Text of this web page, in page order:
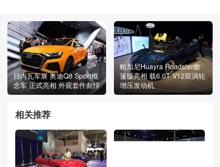
日内瓦车展 奥迪Q8 Sport概
念车 正式亮相 外观套件彪悍
帕加尼Huayra Roadster敞
篷版亮相 载6.0T V12双涡轮
增压发动机
相关推荐